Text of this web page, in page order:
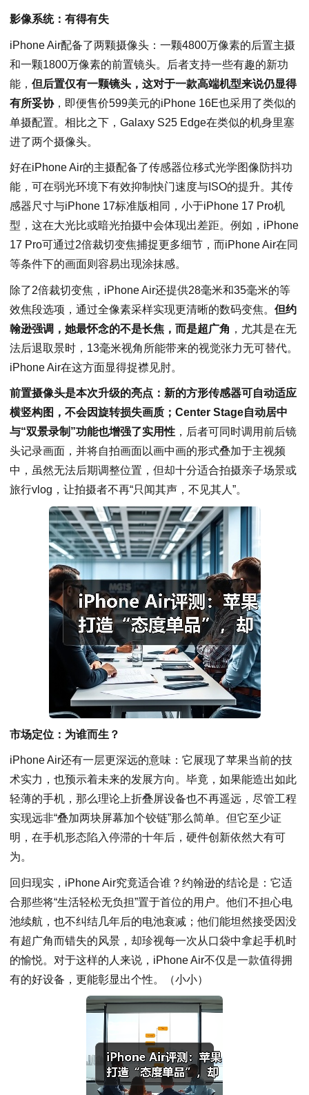
影像系统：有得有失
iPhone Air配备了两颗摄像头：一颗4800万像素的后置主摄
和一颗1800万像素的前置镜头。后者支持一些有趣的新功
能， 但后置仅有一颗镜头，这对于一款高端机型来说仍显得
有所妥协，即便售价599美元的iPhone 16E也采用了类似的
单摄配置。相比之下，Galaxy S25 Edge在类似的机身里塞
进了两个摄像头。
好在iPhone Air的主摄配备了传感器位移式光学图像防抖功
能，可在弱光环境下有效抑制快门速度与ISO的提升。其传
感器尺寸与iPhone 17标准版相同，小于iPhone 17 Pro机
型，这在大光比或暗光拍摄中会体现出差距。例如，iPhone
17 Pro可通过2倍裁切变焦捕捉更多细节，而iPhone Air在同
等条件下的画面则容易出现涂抹感。
除了2倍裁切变焦，iPhone Air还提供28毫米和35毫米的等
效焦段选项，通过全像素采样实现更清晰的数码变焦。 但约
翰逊强调，她最怀念的不是长焦，而是超广角 ，尤其是在无
法后退取景时，13毫米视角所能带来的视觉张力无可替代。
iPhone Air在这方面显得捉襟见肘。
前置摄像头是本次升级的亮点：新的方形传感器可自动适应
横竖构图，不会因旋转损失画质；Center Stage自动居中
与“双景录制”功能也增强了实用性 ，后者可同时调用前后镜
头记录画面，并将自拍画面以画中画的形式叠加于主视频
中，虽然无法后期调整位置，但却十分适合拍摄亲子场景或
旅行vlog，让拍摄者不再“只闻其声，不见其人”。
市场定位：为谁而生？
iPhone Air还有一层更深远的意味：它展现了苹果当前的技
术实力，也预示着未来的发展方向。毕竟，如果能造出如此
轻薄的手机，那么理论上折叠屏设备也不再遥远，尽管工程
实现远非“叠加两块屏幕加个铰链”那么简单。但它至少证
明，在手机形态陷入停滞的十年后，硬件创新依然大有可
为。
回归现实，iPhone Air究竟适合谁？约翰逊的结论是：它适
合那些将“生活轻松无负担”置于首位的用户。他们不担心电
池续航，也不纠结几年后的电池衰减；他们能坦然接受因没
有超广角而错失的风景，却珍视每一次从口袋中拿起手机时
的愉悦。对于这样的人来说，iPhone Air不仅是一款值得拥
有的好设备，更能彰显出个性。（小小）